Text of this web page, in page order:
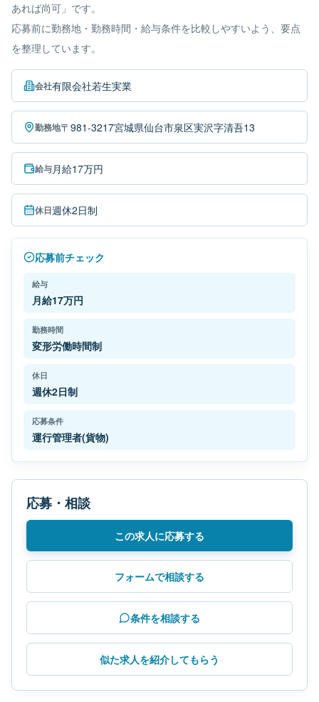
あれば尚可」です。
応募前に勤務地・勤務時間・給与条件を比較しやすいよう、要点
を整理しています。
会社有限会社若生実業
勤務地〒981-3217宮城県仙台市泉区実沢字清吾13
給与月給17万円
休日週休2日制
応募前チェック
給与
月給17万円
勤務時間
変形労働時間制
休日
週休2日制
応募条件
運行管理者(貨物)
応募・相談
この求人に応募する
フォームで相談する
条件を相談する
似た求人を紹介してもらう